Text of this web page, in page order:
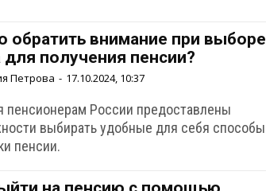
обратить внимание при выборе
для получения пенсии?
Петрова - 17.10.2024, 10:37
пенсионерам России предоставлены
выбирать удобные для себя способы
пенсии.